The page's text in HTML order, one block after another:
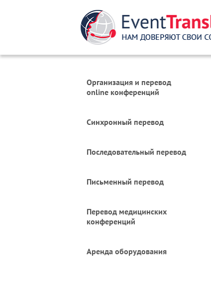
Организация и перевод
online конференций
Синхронный перевод
Последовательный перевод
Письменный перевод
Перевод медицинских
конференций
Аренда оборудования